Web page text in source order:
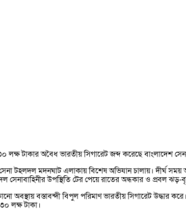
লক্ষ টাকার অবৈধ ভারতীয় সিগারেট জব্দ করেছে বাংলাদেশ
টহলদল মদনঘাট এলাকায় বিশেষ অভিযান চালায়। দীর্ঘ
উপস্থিতি টের পেয়ে রাতের অন্ধকার ও প্রবল ঝড়-
অবস্থায় বস্তাবন্দী বিপুল পরিমাণ ভারতীয় সিগারেট উদ্ধার করে।
লক্ষ টাকা।